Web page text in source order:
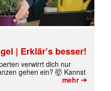
| Erklär’s besser!
verwirrt dich nur
gehen ein? 🤯 Kannst
mehr➔